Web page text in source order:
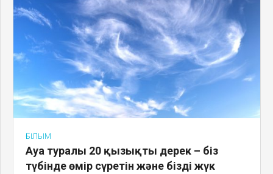
ҒЫЛЫМ
Ауа туралы 20 қызықты дерек – біз
түбінде өмір сүретін және бізді жүк